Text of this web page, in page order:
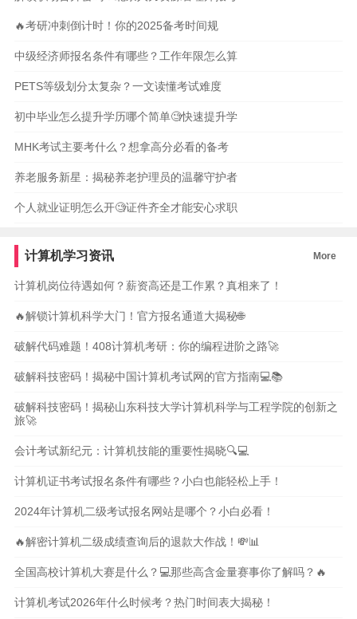
🔥考研冲刺倒计时！你的2025备考时间规
中级经济师报名条件有哪些？工作年限怎么算
PETS等级划分太复杂？一文读懂考试难度
初中毕业怎么提升学历哪个简单🧐快速提升学
MHK考试主要考什么？想拿高分必看的备考
养老服务新星：揭秘养老护理员的温馨守护者
个人就业证明怎么开🧐证件齐全才能安心求职
计算机学习资讯 More
计算机岗位待遇如何？薪资高还是工作累？真相来了！
🔥解锁计算机科学大门！官方报名通道大揭秘🌐
破解代码难题！408计算机考研：你的编程进阶之路🚀
破解科技密码！揭秘中国计算机考试网的官方指南💻📚
破解科技密码！揭秘山东科技大学计算机科学与工程学院的创新之
旅🚀
会计考试新纪元：计算机技能的重要性揭晓🔍💻
计算机证书考试报名条件有哪些？小白也能轻松上手！
2024年计算机二级考试报名网站是哪个？小白必看！
🔥解密计算机二级成绩查询后的退款大作战！💸📊
全国高校计算机大赛是什么？💻那些高含金量赛事你了解吗？🔥
计算机考试2026年什么时候考？热门时间表大揭秘！